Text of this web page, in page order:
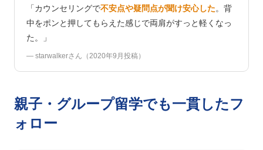
「カウンセリングで不安点や疑問点が聞け安心した。背
中をポンと押してもらえた感じで両肩がすっと軽くなっ
た。」
— starwalkerさん（2020年9月投稿）
親子・グループ留学でも一貫したフ
ォロー